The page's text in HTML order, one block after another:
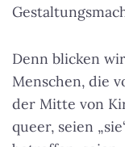
Denn blicken
Menschen, die
der Mitte von
queer, seien